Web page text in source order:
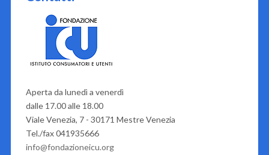
Aperta da lunedì a venerdì
dalle 17.00 alle 18.00
Viale Venezia, 7 - 30171 Mestre Venezia
Tel./fax 041935666
info@fondazioneicu.org